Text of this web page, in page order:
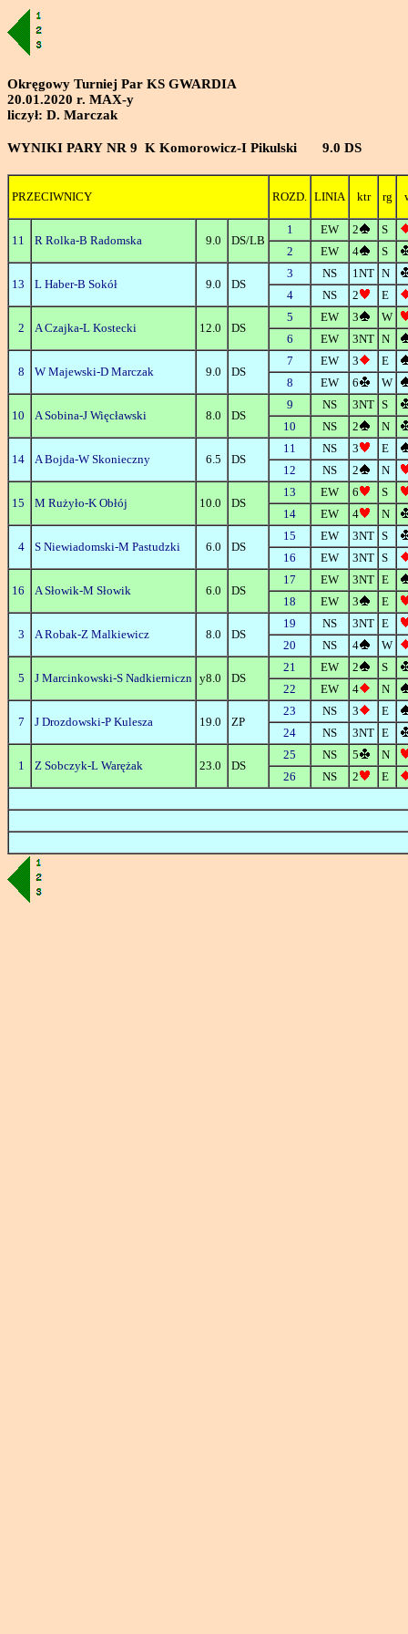
Okręgowy Turniej Par KS GWARDIA
20.01.2020 r. MAX-y
liczył: D. Marczak
WYNIKI PARY NR 9 K Komorowicz-I Pikulski 9.0 DS
PRZECIWNICY ROZD. LINIA ktr rg
11 R Rolka-B Radomska 9.0 DS/LB
1 EW 2
S
2
EW 4 S
13 L Haber-B Sokół 9.0 DS
3 NS 1NT N
4
NS 2 E
2 A Czajka-L Kostecki 12.0 DS
5 EW 3
W
6
EW 3NT N
8 W Majewski-D Marczak 9.0 DS
7 EW 3
E
8
EW 6 W
10 A Sobina-J Więcławski 8.0 DS
9 NS 3NT S
10
NS 2 N
14 A Bojda-W Skonieczny 6.5 DS
11 NS 3
E
12
NS 2 N
15 M Rużyło-K Obłój 10.0 DS
13 EW 6
S
14
EW 4 N
4 S Niewiadomski-M Pastudzki 6.0 DS
15 EW 3NT S
16
EW 3NT S
16 A Słowik-M Słowik 6.0 DS
17 EW 3NT E
18
EW 3 E
3 A Robak-Z Malkiewicz 8.0 DS
19 NS 3NT E
20
NS 4 W
5 J Marcinkowski-S Nadkierniczn y8.0 DS
21 EW 2
S
22
EW 4 N
7 J Drozdowski-P Kulesza 19.0 ZP
23 NS 3
E
24
NS 3NT E
1 Z Sobczyk-L Warężak 23.0 DS
25 NS 5
N
26
NS 2 E